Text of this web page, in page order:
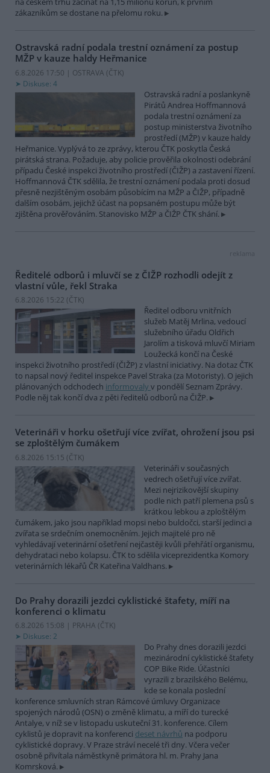
zákazníkům se dostane na přelomu roku.
Ostravská radní podala trestní oznámení za postup
MŽP v kauze haldy Heřmanice
6.8.2026 17:50 | OSTRAVA (ČTK)
Diskuse: 4
Ostravská radní a poslankyně
Pirátů Andrea Hoffmannová
podala trestní oznámení za
postup ministerstva životního
prostředí (MŽP) v kauze haldy
Heřmanice. Vyplývá to ze zprávy, kterou ČTK poskytla Česká
pirátská strana. Požaduje, aby policie prověřila okolnosti odebrání
případu České inspekci životního prostředí (ČIŽP) a zastavení řízení.
Hoffmannová ČTK sdělila, že trestní oznámení podala proti dosud
přesně nezjištěným osobám působícím na MŽP a ČIŽP, případně
dalším osobám, jejichž účast na popsaném postupu může být
zjištěna prověřováním. Stanovisko MŽP a ČIŽP ČTK shání.
reklama
Ředitelé odborů i mluvčí se z ČIŽP rozhodli odejít z
vlastní vůle, řekl Straka
6.8.2026 15:22 (ČTK)
Ředitel odboru vnitřních
služeb Matěj Mrlina, vedoucí
služebního úřadu Oldřich
Jarolím a tisková mluvčí Miriam
Loužecká končí na České
inspekci životního prostředí (ČIŽP) z vlastní iniciativy. Na dotaz ČTK
to napsal nový ředitel inspekce Pavel Straka (za Motoristy). O jejich
plánovaných odchodech informovaly v pondělí Seznam Zprávy.
Podle něj tak končí dva z pěti ředitelů odborů na ČIŽP.
Veterináři v horku ošetřují více zvířat, ohrožení jsou psi
se zploštělým čumákem
6.8.2026 15:15 (ČTK)
Veterináři v současných
vedrech ošetřují více zvířat.
Mezi nejrizikovější skupiny
podle nich patří plemena psů s
krátkou lebkou a zploštělým
čumákem, jako jsou například mopsi nebo buldočci, starší jedinci a
zvířata se srdečním onemocněním. Jejich majitelé pro ně
vyhledávají veterinární ošetření nejčastěji kvůli přehřátí organismu,
dehydrataci nebo kolapsu. ČTK to sdělila viceprezidentka Komory
veterinárních lékařů ČR Kateřina Valdhans.
Do Prahy dorazili jezdci cyklistické štafety, míří na
konferenci o klimatu
6.8.2026 15:08 | PRAHA (ČTK)
Diskuse: 2
Do Prahy dnes dorazili jezdci
mezinárodní cyklistické štafety
COP Bike Ride. Účastníci
vyrazili z brazilského Belému,
kde se konala poslední
konference smluvních stran Rámcové úmluvy Organizace
spojených národů (OSN) o změně klimatu, a míří do turecké
Antalye, v níž se v listopadu uskuteční 31. konference. Cílem
cyklistů je dopravit na konferenci deset návrhů na podporu
cyklistické dopravy. V Praze stráví necelé tři dny. Včera večer
osobně přivítala náměstkyně primátora hl. m. Prahy Jana
Komrsková.